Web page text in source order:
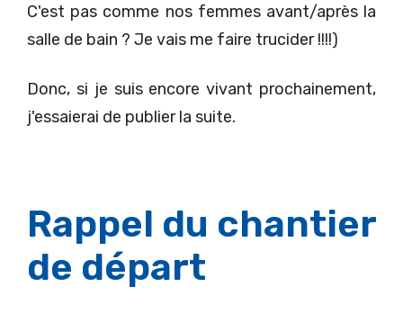
C'est pas comme nos femmes avant/après la
salle de bain ? Je vais me faire trucider !!!!)
Donc, si je suis encore vivant prochainement,
j'essaierai de publier la suite.
Rappel du chantier
de départ